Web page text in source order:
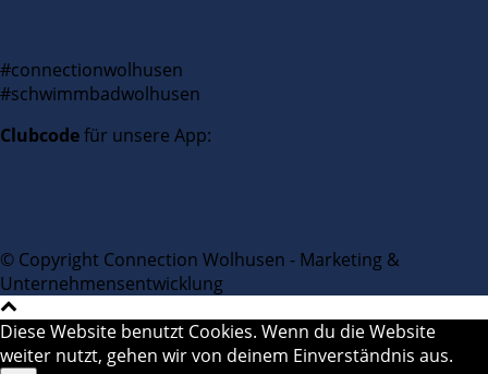
#connectionwolhusen
#schwimmbadwolhusen
Clubcodefür unsere App:
© Copyright Connection Wolhusen - Marketing &
Unternehmensentwicklung
Diese Website benutzt Cookies. Wenn du die Website
weiter nutzt, gehen wir von deinem Einverständnis aus.